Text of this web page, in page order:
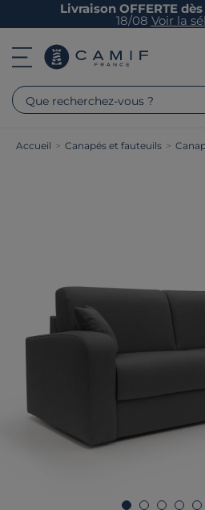
Livraison OFFERTE
18/08 Voir la
Que recherchez-vous ?
Accueil > Canapés et fauteuils >